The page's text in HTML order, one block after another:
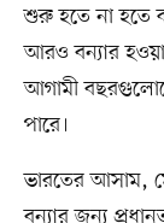
শুরু হতে না হতে
আরও বন্যার
আগামী
পারে।
ভারতের আসাম,
বন্যার জন্য